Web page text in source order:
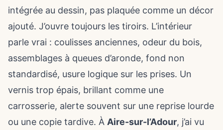
intégrée au dessin, pas plaquée comme un décor
ajouté. J’ouvre toujours les tiroirs. L’intérieur
parle vrai : coulisses anciennes, odeur du bois,
assemblages à queues d’aronde, fond non
standardisé, usure logique sur les prises. Un
vernis trop épais, brillant comme une
carrosserie, alerte souvent sur une reprise lourde
ou une copie tardive. À Aire-sur-l’Adour, j’ai vu